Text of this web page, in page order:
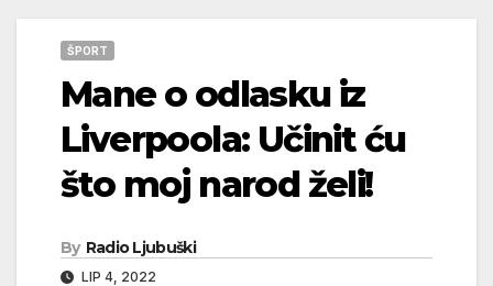
ŠPORT
Mane o odlasku iz
Liverpoola: Učinit ću
što moj narod želi!
By Radio Ljubuški
LIP 4, 2022